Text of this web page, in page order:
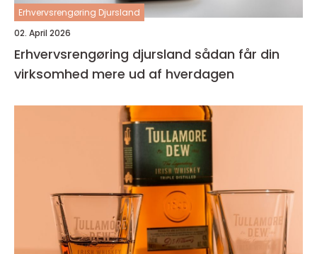
Erhvervsrengøring Djursland
02. April 2026
Erhvervsrengøring djursland sådan får din
virksomhed mere ud af hverdagen